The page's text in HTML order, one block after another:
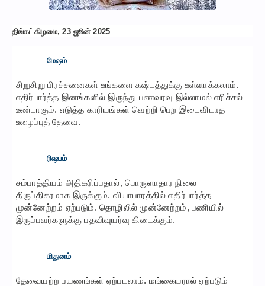
திங்கட்கிழமை, 23 ஜூன் 2025
மேஷம்
சிறுசிறு பிரச்சனைகள் உங்களை கஷ்டத்துக்கு உள்ளாக்கலாம்.
எதிர்பார்த்த இனங்களில் இருந்து பணவரவு இல்லாமல் எரிச்சல்
உண்டாகும். எடுத்த காரியங்கள் வெற்றி பெற இடைவிடாத
உழைப்புத் தேவை.
ரிஷபம்
சம்பாத்தியம் அதிகரிப்பதால், பொருளாதார நிலை
திருப்திகரமாக இருக்கும். வியாபாரத்தில் எதிர்பார்த்த
முன்னேற்றம் ஏற்படும். தொழிலில் முன்னேற்றம், பணியில்
இருப்பவர்களுக்கு பதவிவுயர்வு கிடைக்கும்.
மிதுனம்
தேவையற்ற பயணங்கள் ஏற்படலாம். மங்கையரால் ஏற்படும்